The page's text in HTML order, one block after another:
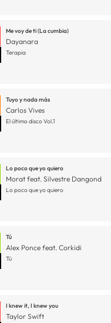
Me voy de ti (La cumbia)
Dayanara
Terapia
Tuyo y nada más
Carlos Vives
El último disco Vol.1
Lo poco que yo quiero
Morat feat. Silvestre Dangond
Lo poco que yo quiero
Tú
Alex Ponce feat. Corkidi
Tú
I knew it, I knew you
Taylor Swift